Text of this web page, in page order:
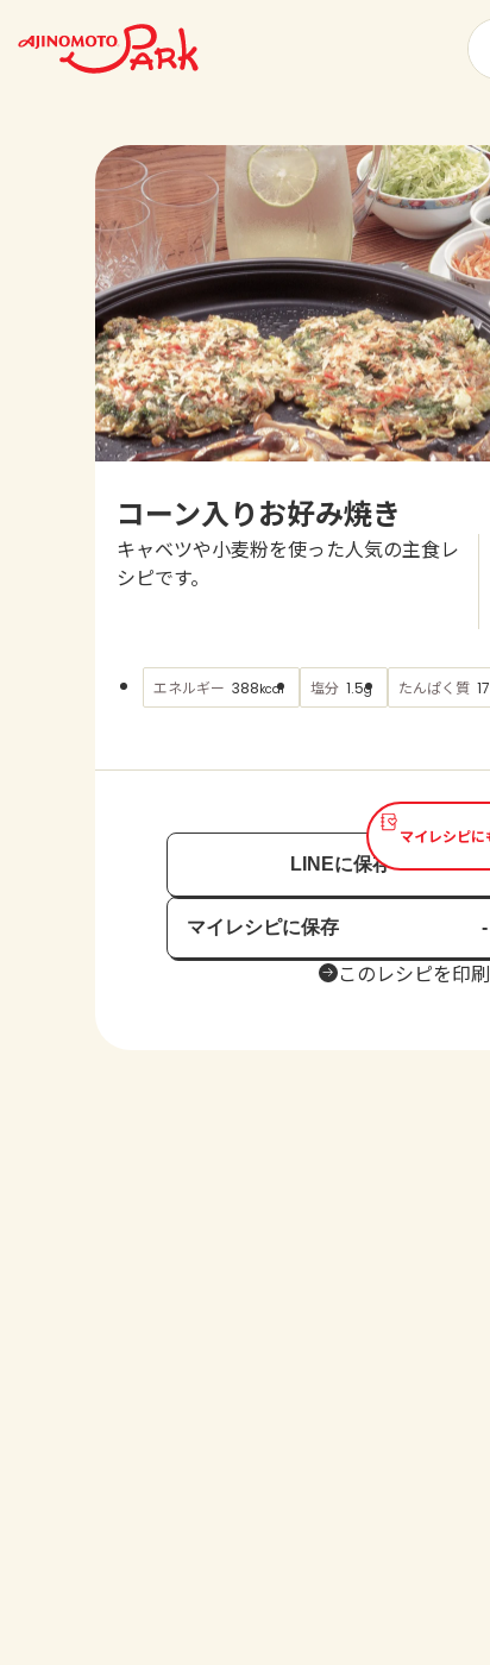
コーン入りお好み焼き
キャベツや小麦粉を使った人気の主食レ
シピです。
エネルギー 388kcal 塩分 1.5g たんぱく質
マイレシピに
LINEに保存
マイレシピに保存
保存済み
-
このレシピを印